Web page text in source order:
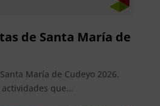
de Santa María de
María de Cudeyo 2026.
que...